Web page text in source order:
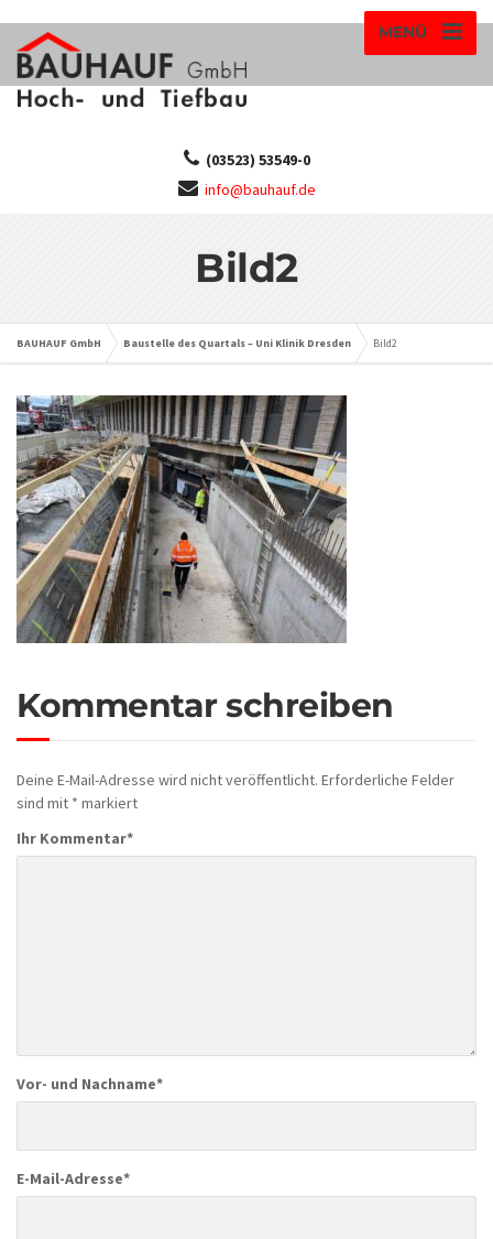
MENÜ
(03523) 53549-0
info@bauhauf.de
Bild2
BAUHAUF GmbH Baustelle des Quartals – Uni Klinik Dresden Bild2
Kommentar schreiben
Deine E-Mail-Adresse wird nicht veröffentlicht. Erforderliche Felder
sind mit * markiert
Ihr Kommentar*
Vor- und Nachname*
E-Mail-Adresse*